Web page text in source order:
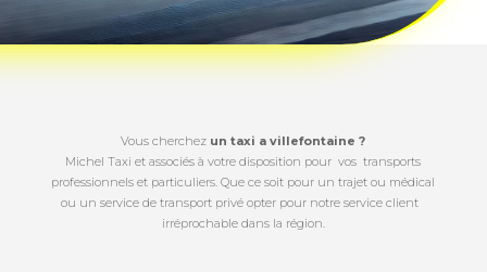
Vous cherchez un taxi a villefontaine ?
Michel Taxi et associés à votre disposition pour vos transports
professionnels et particuliers. Que ce soit pour un trajet ou médical
ou un service de transport privé opter pour notre service client
irréprochable dans la région.